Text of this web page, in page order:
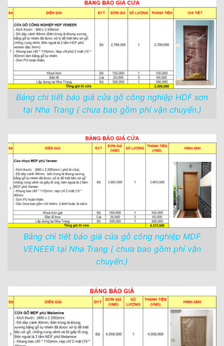
Bảng chi tiết báo giá cửa gỗ công nghiệp HDF sơn
tại Nha Trang ( chưa bao gồm phí vận chuyển.)
Bảng chi tiết báo giá cửa gỗ công nghiệp MDF
VENEER tại Nha Trang ( chưa bao gồm phí vận
chuyển.)